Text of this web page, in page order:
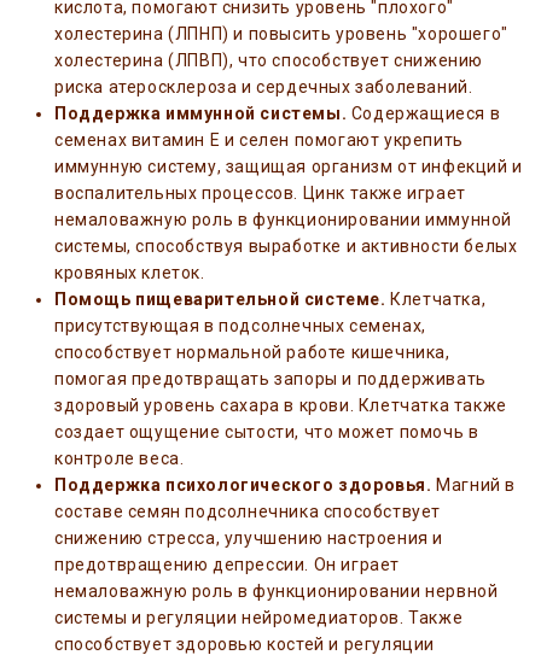
кислота, помогают снизить уровень "плохого"
холестерина (ЛПНП) и повысить уровень "хорошего"
холестерина (ЛПВП), что способствует снижению
риска атеросклероза и сердечных заболеваний.
Поддержка иммунной системы. Содержащиеся в
семенах витамин E и селен помогают укрепить
иммунную систему, защищая организм от инфекций и
воспалительных процессов. Цинк также играет
немаловажную роль в функционировании иммунной
системы, способствуя выработке и активности белых
кровяных клеток.
Помощь пищеварительной системе. Клетчатка,
присутствующая в подсолнечных семенах,
способствует нормальной работе кишечника,
помогая предотвращать запоры и поддерживать
здоровый уровень сахара в крови. Клетчатка также
создает ощущение сытости, что может помочь в
контроле веса.
Поддержка психологического здоровья. Магний в
составе семян подсолнечника способствует
снижению стресса, улучшению настроения и
предотвращению депрессии. Он играет
немаловажную роль в функционировании нервной
системы и регуляции нейромедиаторов. Также
способствует здоровью костей и регуляции